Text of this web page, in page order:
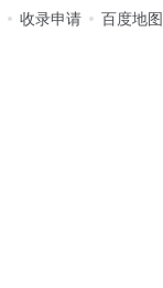
收录申请 百度地图